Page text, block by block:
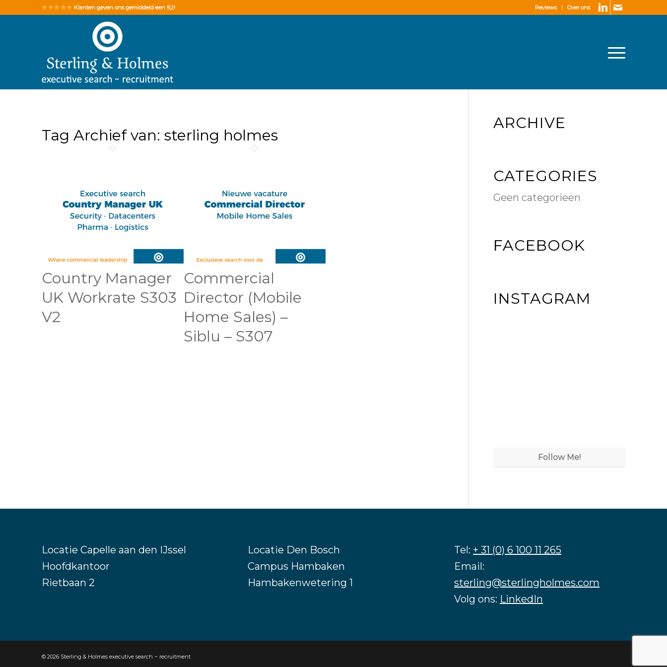
Reviews Over ons
Klanten geven ons gemiddeld een 9,2!
Tag Archief van: sterling holmes
Country Manager
UK Workrate S303
V2
Commercial
Director (Mobile
Home Sales) –
Siblu – S307
ARCHIVE
CATEGORIES
Geen categorieën
FACEBOOK
INSTAGRAM
Follow Me!
Locatie Capelle aan den IJssel
Hoofdkantoor
Rietbaan 2
Locatie Den Bosch
Campus Hambaken
Hambakenwetering 1
Tel: + 31 (0) 6 100 11 265
Email:
sterling@sterlingholmes.com
Volg ons: LinkedIn
© 2026Sterling & Holmes executive search ~ recruitment